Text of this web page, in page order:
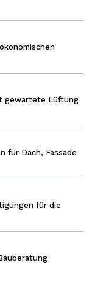
gewartete Lüftung
für Dach, Fassade
für die